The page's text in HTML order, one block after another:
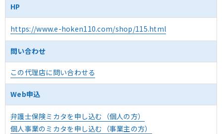
HP
https://www.e-hoken110.com/shop/115.html
問い合わせ
この代理店に問い合わせる
Web申込
弁護士保険ミカタを申し込む（個人の方）
個人事業のミカタを申し込む（事業主の方）